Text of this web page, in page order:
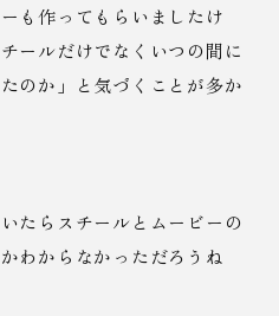
も作ってもらいましたけ
ールだけでなくいつの間に
のか」と気づくことが多か
たらスチールとムービーの
わからなかっただろうね